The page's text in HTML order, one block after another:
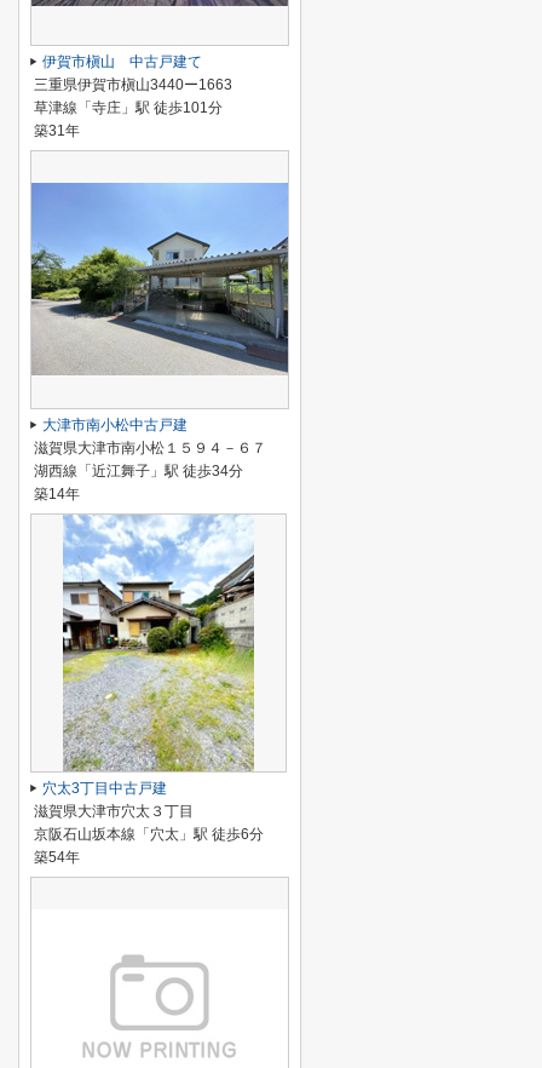
伊賀市槇山 中古戸建て
三重県伊賀市槇山3440ー1663
草津線「寺庄」駅 徒歩101分
築31年
大津市南小松中古戸建
滋賀県大津市南小松１５９４－６７
湖西線「近江舞子」駅 徒歩34分
築14年
穴太3丁目中古戸建
滋賀県大津市穴太３丁目
京阪石山坂本線「穴太」駅 徒歩6分
築54年